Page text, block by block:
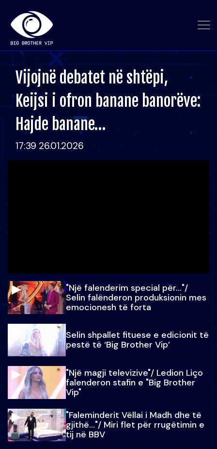
Vijojnë debatet në shtëpi,
Keijsi i ofron banane banorëve:
Hajde banane…
17:39 26.01.2026
"Një falenderim special për…"/
Selin falënderon produksionin mes
emocionesh të forta
Selin shpallet fituese e edicionit të
pestë të ‘Big Brother Vip’
"Një magji televizive"/ Ledion Liço
falenderon stafin e "Big Brother
Vip"
"Faleminderit Vëllai i Madh dhe të
gjithë…"/ Miri flet për rrugëtimin e
tij në BBV